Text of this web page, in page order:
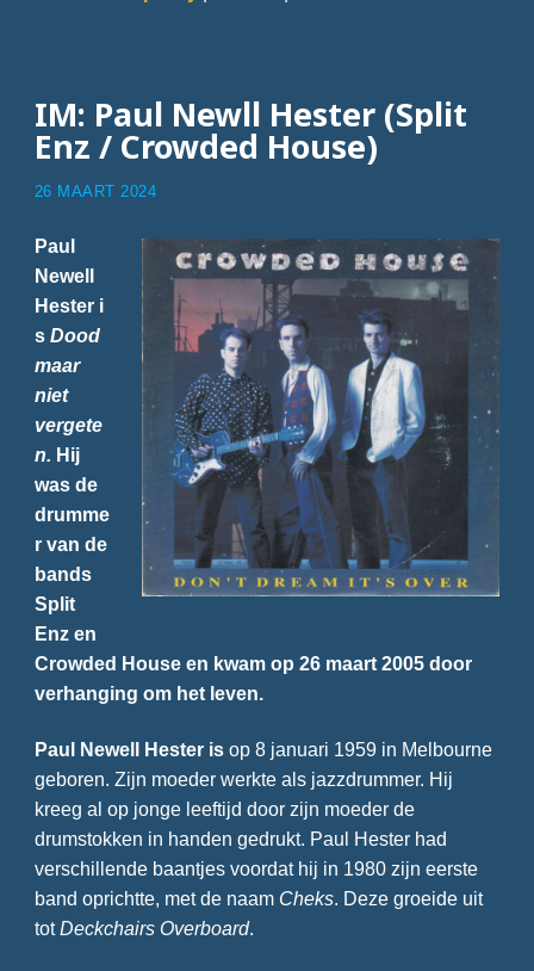
IM: Paul Newll Hester (Split
Enz / Crowded House)
26 MAART 2024
Paul
Newell
Hester i
s Dood
maar
niet
vergete
n. Hij
was de
drumme
r van de
bands
Split
Enz en
Crowded House en kwam op 26 maart 2005 door
verhanging om het leven.
Paul Newell Hester isop 8 januari 1959 in Melbourne
geboren. Zijn moeder werkte als jazzdrummer. Hij
kreeg al op jonge leeftijd door zijn moeder de
drumstokken in handen gedrukt. Paul Hester had
verschillende baantjes voordat hij in 1980 zijn eerste
band oprichtte, met de naam Cheks. Deze groeide uit
tot Deckchairs Overboard.